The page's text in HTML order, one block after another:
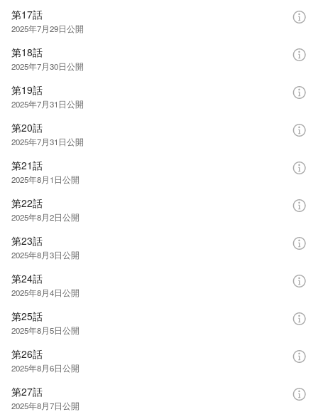
第17話
2025年7月29日公開
第18話
2025年7月30日公開
第19話
2025年7月31日公開
第20話
2025年7月31日公開
第21話
2025年8月1日公開
第22話
2025年8月2日公開
第23話
2025年8月3日公開
第24話
2025年8月4日公開
第25話
2025年8月5日公開
第26話
2025年8月6日公開
第27話
2025年8月7日公開